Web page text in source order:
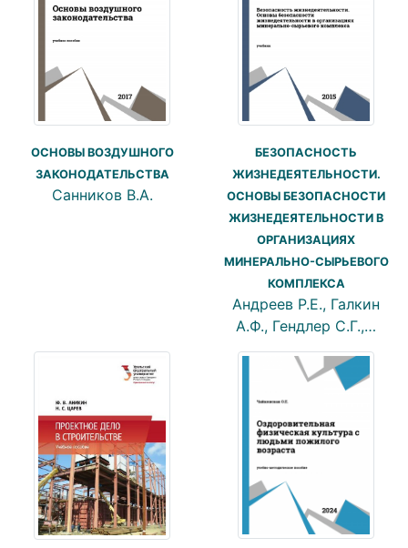
ОСНОВЫ ВОЗДУШНОГО
ЗАКОНОДАТЕЛЬСТВА
Санников В.А.
БЕЗОПАСНОСТЬ
ЖИЗНЕДЕЯТЕЛЬНОСТИ.
ОСНОВЫ БЕЗОПАСНОСТИ
ЖИЗНЕДЕЯТЕЛЬНОСТИ В
ОРГАНИЗАЦИЯХ
МИНЕРАЛЬНО-СЫРЬЕВОГО
КОМПЛЕКСА
Андреев Р.Е., Галкин
А.Ф., Гендлер С.Г.,…